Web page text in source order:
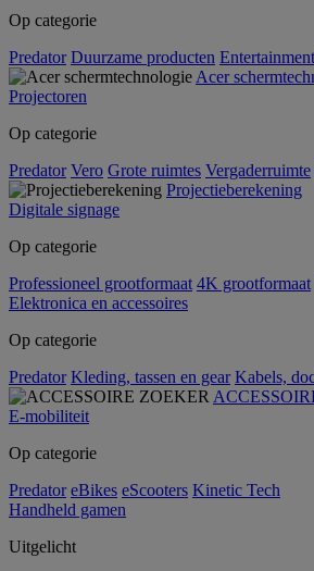
Op categorie
Predator Duurzame producten Entertainment
Acer
Projectoren
Op categorie
Predator Vero Grote ruimtes Vergaderruimte
Projectieberekening
Digitale signage
Op categorie
Professioneel grootformaat 4K grootformaat
Elektronica en accessoires
Op categorie
Predator Kleding, tassen en gear Kabels,
E-mobiliteit
Op categorie
Predator eBikes eScooters Kinetic Tech
Handheld gamen
Uitgelicht